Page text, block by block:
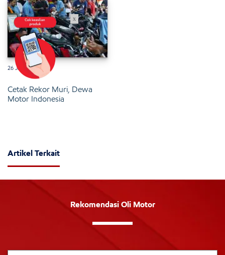
26 Januari 2025
Cetak Rekor Muri, Dewa
Motor Indonesia
Artikel Terkait
Rekomendasi Oli Motor
x